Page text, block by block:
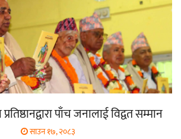
पाँच जनालाई विद्वत सम्मान
साउन १७, २०८३